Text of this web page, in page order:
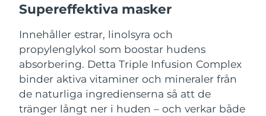
Supereffektiva masker
Innehåller estrar, linolsyra och
propylenglykol som boostar hudens
absorbering. Detta Triple Infusion Complex
binder aktiva vitaminer och mineraler från
de naturliga ingredienserna så att de
tränger långt ner i huden – och verkar både
Nya Zeeland
Förväntad leverans
09/08/2026
Norge
Förväntad leverans
09/08/2026